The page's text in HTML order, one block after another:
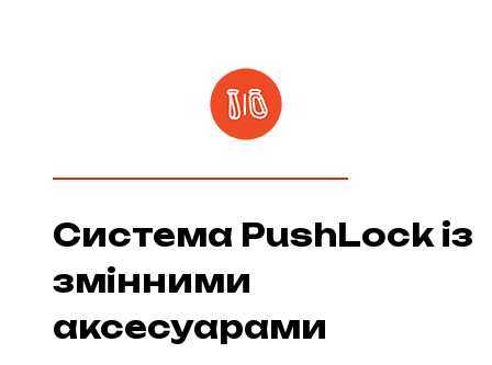
Система PushLock із
змінними
аксесуарами